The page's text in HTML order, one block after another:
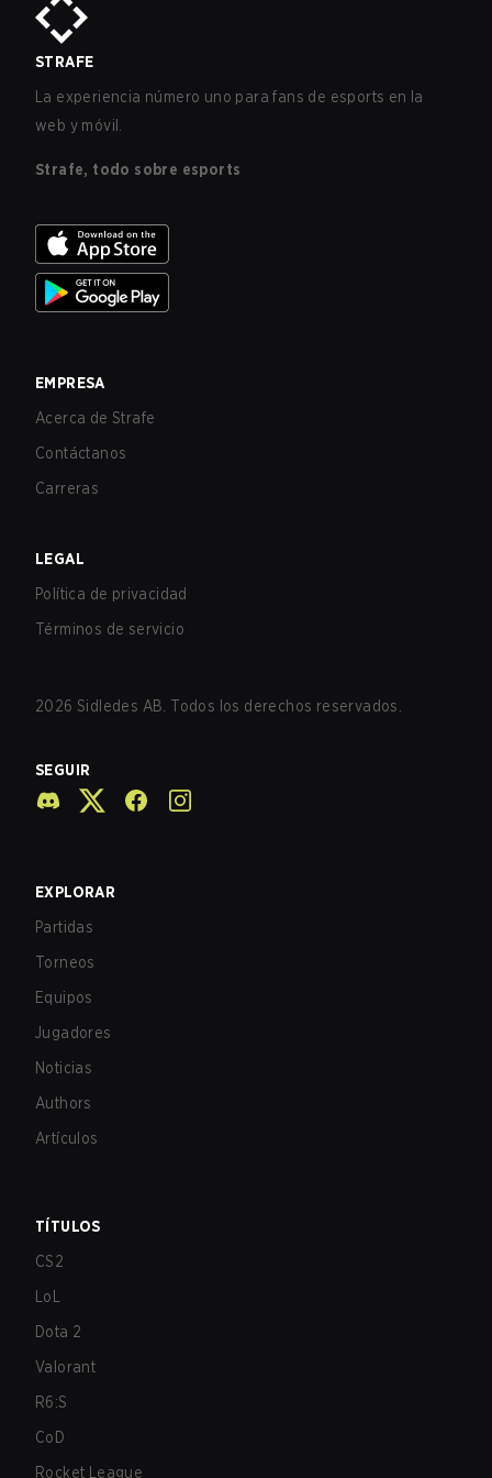
STRAFE
La experiencia número uno para fans de esports en la
web y móvil.
Strafe, todo sobre esports
EMPRESA
Acerca de Strafe
Contáctanos
Carreras
LEGAL
Política de privacidad
Términos de servicio
2026 Sidledes AB. Todos los derechos reservados.
SEGUIR
EXPLORAR
Partidas
Torneos
Equipos
Jugadores
Noticias
Authors
Artículos
TÍTULOS
CS2
LoL
Dota 2
Valorant
R6:S
CoD
Rocket League